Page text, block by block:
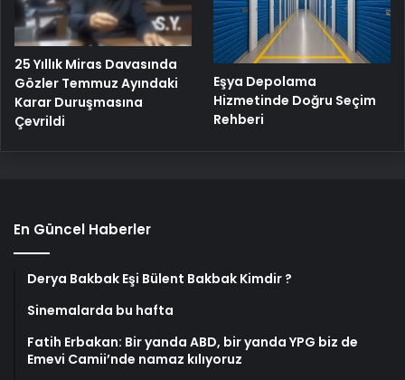
25 Yıllık Miras Davasında
Gözler Temmuz Ayındaki
Karar Duruşmasına
Çevrildi
Eşya Depolama
Hizmetinde Doğru Seçim
Rehberi
En Güncel Haberler
Derya Bakbak Eşi Bülent Bakbak Kimdir ?
Sinemalarda bu hafta
Fatih Erbakan: Bir yanda ABD, bir yanda YPG biz de
Emevi Camii’nde namaz kılıyoruz